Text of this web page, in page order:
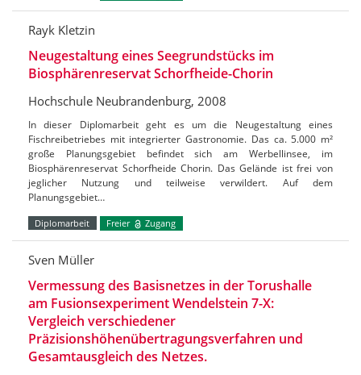
Rayk Kletzin
Neugestaltung eines Seegrundstücks im
Biosphärenreservat Schorfheide-Chorin
Hochschule Neubrandenburg, 2008
In dieser Diplomarbeit geht es um die Neugestaltung eines
Fischreibetriebes mit integrierter Gastronomie. Das ca. 5.000 m²
große Planungsgebiet befindet sich am Werbellinsee, im
Biosphärenreservat Schorfheide Chorin. Das Gelände ist frei von
jeglicher Nutzung und teilweise verwildert. Auf dem
Planungsgebiet…
Diplomarbeit Freier Zugang
Sven Müller
Vermessung des Basisnetzes in der Torushalle
am Fusionsexperiment Wendelstein 7-X:
Vergleich verschiedener
Präzisionshöhenübertragungsverfahren und
Gesamtausgleich des Netzes.